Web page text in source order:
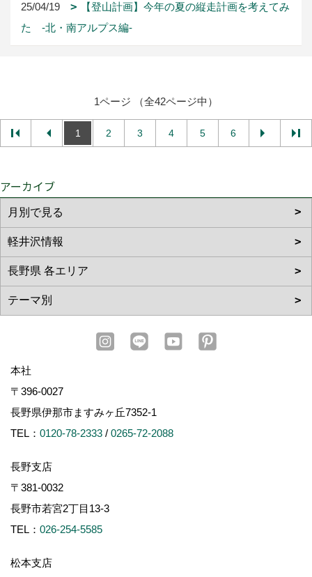
25/04/19
【登山計画】今年の夏の縦走計画を考えてみ
た -北・南アルプス編-
1ページ （全42ページ中）
1 2 3 4 5 6
アーカイブ
本社
〒396-0027
長野県伊那市ますみヶ丘7352-1
TEL： 0120-78-2333 / 0265-72-2088
長野支店
〒381-0032
長野市若宮2丁目13-3
TEL： 026-254-5585
松本支店